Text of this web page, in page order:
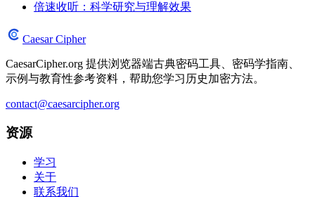
倍速收听：科学研究与理解效果
Caesar Cipher
CaesarCipher.org 提供浏览器端古典密码工具、密码学指南、
示例与教育性参考资料，帮助您学习历史加密方法。
contact@caesarcipher.org
资源
学习
关于
联系我们